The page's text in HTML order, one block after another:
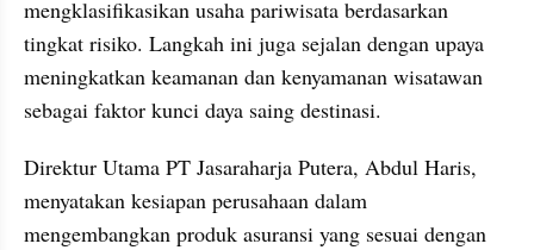
mengklasifikasikan usaha pariwisata berdasarkan
tingkat risiko. Langkah ini juga sejalan dengan upaya
meningkatkan keamanan dan kenyamanan wisatawan
sebagai faktor kunci daya saing destinasi.
Direktur Utama PT Jasaraharja Putera, Abdul Haris,
menyatakan kesiapan perusahaan dalam
mengembangkan produk asuransi yang sesuai dengan